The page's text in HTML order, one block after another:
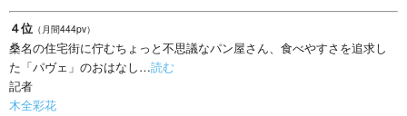
４位 （月間444pv）
桑名の住宅街に佇むちょっと不思議なパン屋さん、食べやすさを追求し
た「パヴェ」のおはなし…読む
記者
木全彩花